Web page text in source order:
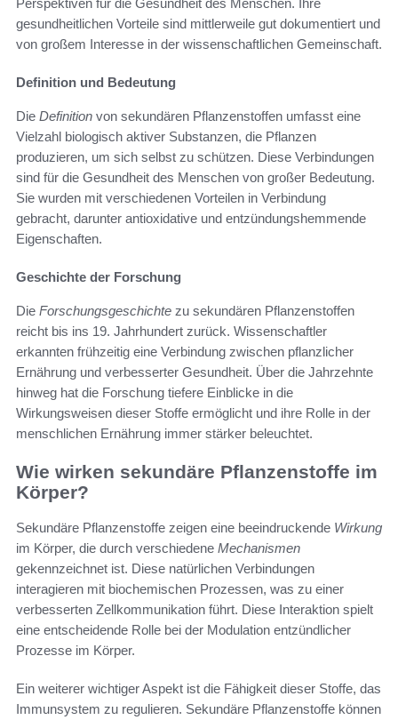
gesundheitlichen Vorteile sind mittlerweile gut dokumentiert und
von großem Interesse in der wissenschaftlichen Gemeinschaft.
Definition und Bedeutung
Die Definition von sekundären Pflanzenstoffen umfasst eine
Vielzahl biologisch aktiver Substanzen, die Pflanzen
produzieren, um sich selbst zu schützen. Diese Verbindungen
sind für die Gesundheit des Menschen von großer Bedeutung.
Sie wurden mit verschiedenen Vorteilen in Verbindung
gebracht, darunter antioxidative und entzündungshemmende
Eigenschaften.
Geschichte der Forschung
Die Forschungsgeschichte zu sekundären Pflanzenstoffen
reicht bis ins 19. Jahrhundert zurück. Wissenschaftler
erkannten frühzeitig eine Verbindung zwischen pflanzlicher
Ernährung und verbesserter Gesundheit. Über die Jahrzehnte
hinweg hat die Forschung tiefere Einblicke in die
Wirkungsweisen dieser Stoffe ermöglicht und ihre Rolle in der
menschlichen Ernährung immer stärker beleuchtet.
Wie wirken sekundäre Pflanzenstoffe im
Körper?
Sekundäre Pflanzenstoffe zeigen eine beeindruckende Wirkung
im Körper, die durch verschiedene Mechanismen
gekennzeichnet ist. Diese natürlichen Verbindungen
interagieren mit biochemischen Prozessen, was zu einer
verbesserten Zellkommunikation führt. Diese Interaktion spielt
eine entscheidende Rolle bei der Modulation entzündlicher
Prozesse im Körper.
Ein weiterer wichtiger Aspekt ist die Fähigkeit dieser Stoffe, das
Immunsystem zu regulieren. Sekundäre Pflanzenstoffe können